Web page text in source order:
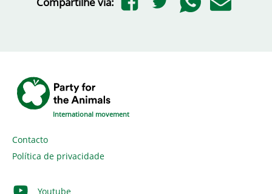
International movement
Contacto
Política de privacidade
Youtube